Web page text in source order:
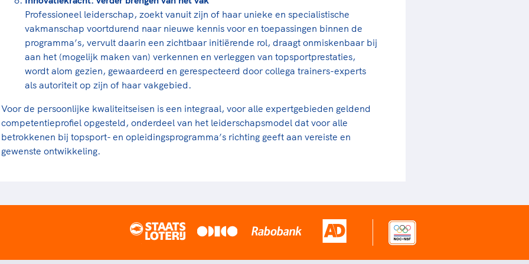
Professioneel leiderschap, zoekt vanuit zijn of haar unieke en specialistische
vakmanschap voortdurend naar nieuwe kennis voor en toepassingen binnen de
programma’s, vervult daarin een zichtbaar initiërende rol, draagt onmiskenbaar bij
aan het (mogelijk maken van) verkennen en verleggen van topsportprestaties,
wordt alom gezien, gewaardeerd en gerespecteerd door collega trainers-experts
als autoriteit op zijn of haar vakgebied.
Voor de persoonlijke kwaliteitseisen is een integraal, voor alle expertgebieden geldend
competentieprofiel opgesteld, onderdeel van het leiderschapsmodel dat voor alle
betrokkenen bij topsport- en opleidingsprogramma’s richting geeft aan vereiste en
gewenste ontwikkeling.